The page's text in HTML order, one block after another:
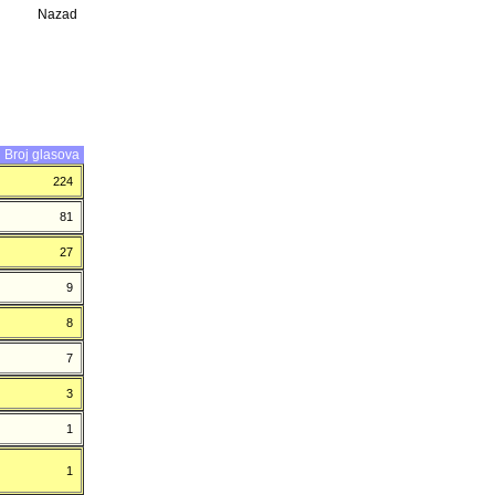
Nazad
Broj glasova
224
81
27
9
8
7
3
1
1